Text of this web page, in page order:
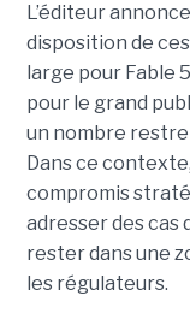
L’éditeur
disposition de
large pour Fable
pour le grand
un nombre
Dans ce
compromis
adresser des cas
rester dans une
les régulateurs.